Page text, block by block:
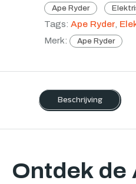
Ape Ryder
Tags: Ape Ryder,
Merk:
Ape Ryder
Beschrijving
Ontdek de